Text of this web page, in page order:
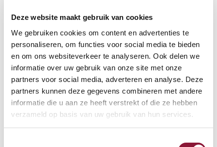
Deze website maakt gebruik van cookies
We gebruiken cookies om content en advertenties te
personaliseren, om functies voor social media te bieden
en om ons websiteverkeer te analyseren. Ook delen we
informatie over uw gebruik van onze site met onze
partners voor social media, adverteren en analyse. Deze
partners kunnen deze gegevens combineren met andere
informatie die u aan ze heeft verstrekt of die ze hebben
verzameld op basis van uw gebruik van hun services.
BODENKONTAKT
FUSSRING ?